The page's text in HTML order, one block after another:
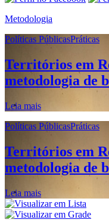
Metodologia
Políticas PúblicasPráticas
Territórios em
metodologia de
Leia mais
Políticas PúblicasPráticas
Territórios em
metodologia de
Leia mais